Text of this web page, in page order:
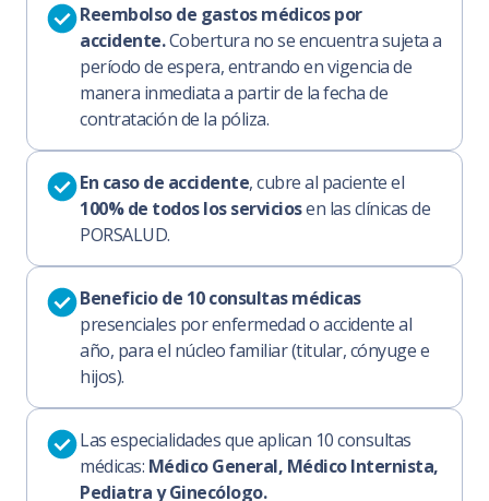
Reembolso de gastos médicos por
accidente.Cobertura no se encuentra sujeta a
período de espera, entrando en vigencia de
manera inmediata a partir de la fecha de
contratación de la póliza.
En caso de accidente, cubre al paciente el
100% de todos los serviciosen las clínicas de
PORSALUD.
Beneficio de 10 consultas médicas
presenciales por enfermedad o accidente al
año, para el núcleo familiar (titular, cónyuge e
hijos).
Las especialidades que aplican 10 consultas
médicas: Médico General, Médico Internista,
Pediatra y Ginecólogo.